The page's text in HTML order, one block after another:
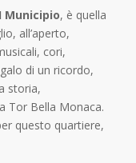
Municipio, è quella
all’aperto,
cori,
di un ricordo,
storia,
Tor Bella Monaca.
questo quartiere,